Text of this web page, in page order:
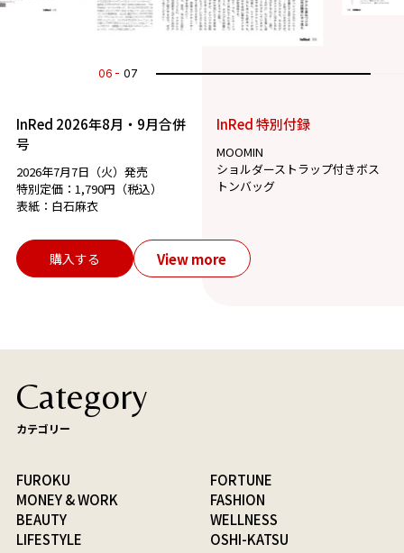
07 07
InRed 2026年8月・9月合併
号
2026年7月7日（火）発売
特別定価：1,790円（税込）
表紙：白石麻衣
InRed 特別付録
MOOMIN
ショルダーストラップ付きボス
トンバッグ
購入する View more
Category
カテゴリー
FUROKU
FORTUNE
MONEY & WORK
FASHION
BEAUTY
WELLNESS
LIFESTYLE
OSHI-KATSU